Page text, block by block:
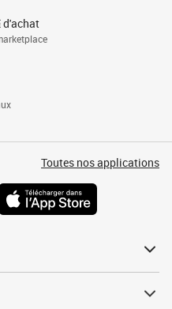
d'achat
Toutes nos applications